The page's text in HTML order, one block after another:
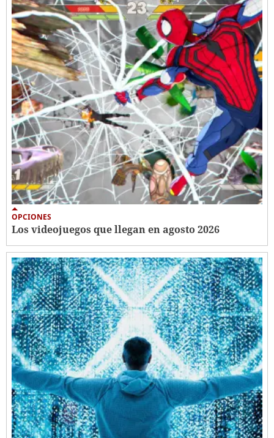
OPCIONES
Los videojuegos que llegan en agosto 2026